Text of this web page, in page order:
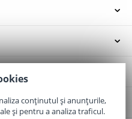
conținutul și anunțurile,
și pentru a analiza traficul.